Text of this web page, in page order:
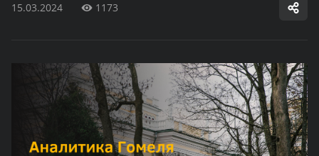
15.03.2024 1173